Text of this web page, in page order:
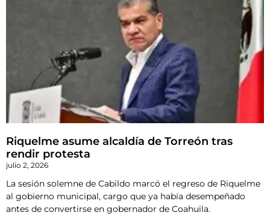
Riquelme asume alcaldía de Torreón tras
rendir protesta
julio 2, 2026
La sesión solemne de Cabildo marcó el regreso de Riquelme
al gobierno municipal, cargo que ya había desempeñado
antes de convertirse en gobernador de Coahuila.